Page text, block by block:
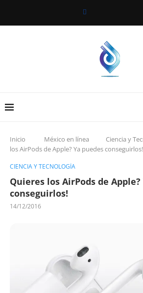
Inicio México en línea Ciencia y
los AirPods de Apple? Ya puedes conseguirlos!
CIENCIA Y TECNOLOGÍA
Quieres los AirPods de Apple?
conseguirlos!
14/12/2016